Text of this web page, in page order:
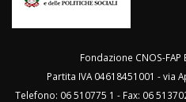
Fondazione CNOS-
Partita IVA 04618451001 - via
Telefono: 06 510775 1 - Fax: 06